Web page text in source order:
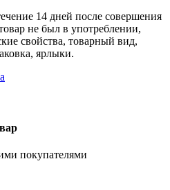
14 дней после совершения
не был в употреблении,
свойства, товарный вид,
ярлыки.
покупателями